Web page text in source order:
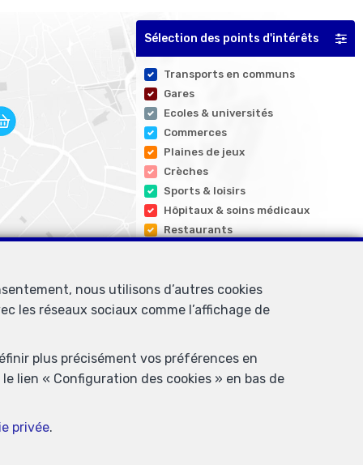
Sélection des points d'intérêts
Transports en communs
Gares
Ecoles & universités
Commerces
Plaines de jeux
Crèches
Sports & loisirs
Hôpitaux & soins médicaux
Restaurants
nous utilisons d’autres cookies
les réseaux sociaux comme l’affichage de
plus précisément vos préférences en
lien « Configuration des cookies » en bas de
privée.
l’ IPI